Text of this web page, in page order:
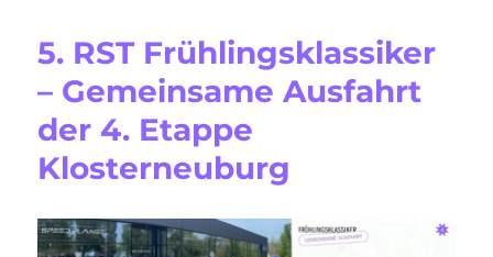
5. RST Frühlingsklassiker
– Gemeinsame Ausfahrt
der 4. Etappe
Klosterneuburg